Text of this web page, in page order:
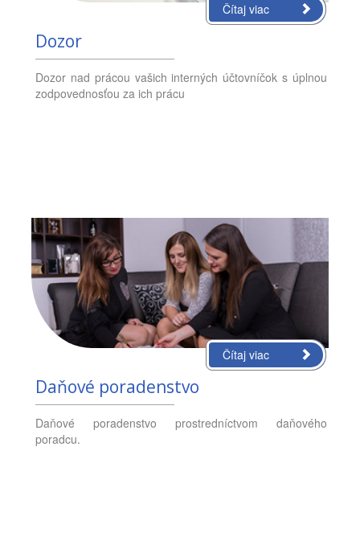
Čítaj viac
Dozor
Dozor nad prácou vašich interných účtovníčok s úplnou
zodpovednosťou za ich prácu
Čítaj viac
Daňové poradenstvo
Daňové poradenstvo prostredníctvom daňového
poradcu.